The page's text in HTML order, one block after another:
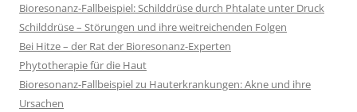
Bioresonanz-Fallbeispiel: Schilddrüse durch Phtalate unter Druck
Schilddrüse – Störungen und ihre weitreichenden Folgen
Bei Hitze – der Rat der Bioresonanz-Experten
Phytotherapie für die Haut
Bioresonanz-Fallbeispiel zu Hauterkrankungen: Akne und ihre
Ursachen